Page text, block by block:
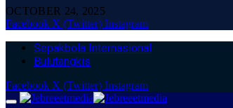
OCTOBER 24, 2025
Facebook X (Twitter) Instagram
Sepakbola Internasional
Bulutangkis
Facebook X (Twitter) Instagram